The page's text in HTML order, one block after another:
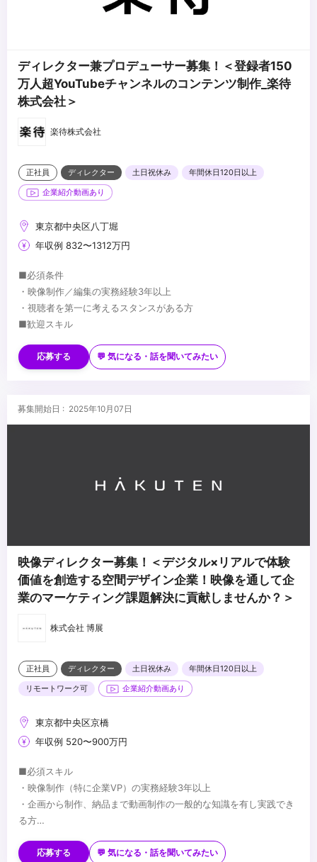
ディレクター兼プロデューサー募集！＜登録者150
万人超YouTubeチャンネルのコンテンツ制作_楽待
株式会社＞
楽待株式会社
正社員 ディレクター 土日祝休み
年間休日120日以上
企業紹介動画あり
東京都中央区八丁堀
年収例 832〜1312万円
■必須条件
・映像制作／編集の実務経験3年以上
・視聴者を第一に考えるスタンスがある方
■歓迎スキル
・After Effects の操作ができる方
・プロデューサー、TV番組ディレクター、CMディレクターなどの
・撮影やデザイン（ロゴ制作など）の経験
応募する 💬 気になる・話を聞いてみたい
募集開始日 : 2025年10月07日
映像ディレクター募集！＜デジタル×リアルで体験
価値を創造する空間デザイン企業！映像を通して企
業のマーケティング課題解決に貢献しませんか？＞
株式会社 博展
正社員 ディレクター 土日祝休み
年間休日120日以上
リモートワーク可
企業紹介動画あり
東京都中央区京橋
年収例 520〜900万円
■必須スキル
・映像制作（特に企業VP）の実務経験3年以上
・企画から制作、納品まで動画制作の一般的な知識を有し実践でき
る方
た方
・プロジェクションマッピングやインタラクティブなどの体験型コ
応募する 💬 気になる・話を聞いてみたい